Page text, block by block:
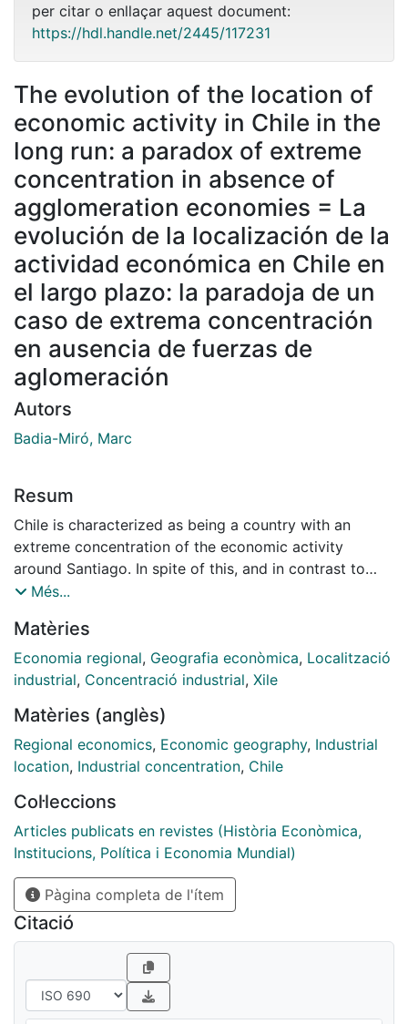
per citar o enllaçar aquest document:
https://hdl.handle.net/2445/117231
The evolution of the location of
economic activity in Chile in the
long run: a paradox of extreme
concentration in absence of
agglomeration economies = La
evolución de la localización de la
actividad económica en Chile en
el largo plazo: la paradoja de un
caso de extrema concentración
en ausencia de fuerzas de
aglomeración
Autors
Badia-Miró, Marc
Resum
Chile is characterized as being a country with an
extreme concentration of the economic activity
around Santiago. In spite of this, and in contrast to
what is found in many industrialized countries, income
country average and far from the levels in the
wealthiest regions. This was a result of the weakness
of agglomeration economies. At the same time, the
evolution of the location of economic activity, driving
a high dispersion at the end of the 19th century with
the nitrates (very concentrated in the space) and the
dispersed). In that context, this article describes the
evolution of the location of economic activity in the
long run, showing the tensions among Heckscher-Ohlin
and New Economic Geography forces. I also offer a
deeper analysis of the main drivers of this spatial
distribution, focusing in the economic structure of the
regions, the productivity levels of each specific
economic sector and the evolution of market
potential.
Més...
Matèries
Economia regional, Geografia econòmica, Localització
industrial, Concentració industrial, Xile
Matèries (anglès)
Regional economics, Economic geography, Industrial
location, Industrial concentration, Chile
Col·leccions
Articles publicats en revistes (Història Econòmica,
Institucions, Política i Economia Mundial)
Pàgina completa de l'ítem
Citació